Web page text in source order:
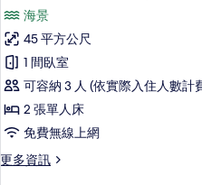
詳
情
Deluxe
Corner
Room
(Twin
Bed)
Sea
View
的
海景
45 平方公尺
1 間臥室
可容納 3 人 (依實際入住人數計
2 張單人床
免費無線上網
更多資訊
更